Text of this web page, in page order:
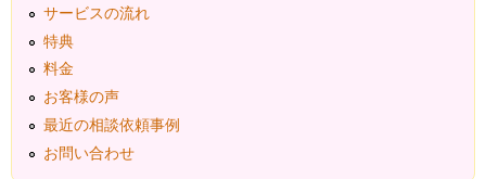
サービスの流れ
特典
料金
お客様の声
最近の相談依頼事例
お問い合わせ